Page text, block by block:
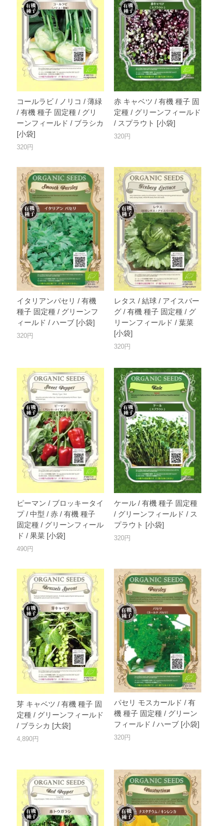
コールラビ / ノリコ / 薄緑
/ 有機 種子 固定種 / グリ
ーンフィールド / ブラシカ
[小袋]
320円
赤 キャベツ / 有機 種子 固
定種 / グリーンフィールド
/ スプラウト [小袋]
320円
イタリアンパセリ / 有機
種子 固定種 / グリーンフ
ィールド / ハーブ [小袋]
320円
レタス / 結球 / アイスバー
グ / 有機 種子 固定種 / グ
リーンフィールド / 葉菜
[小袋]
320円
ピーマン / ブロッキータイ
プ / 中型 / 赤 / 有機 種子
固定種 / グリーンフィール
ド / 果菜 [小袋]
490円
ケール / 有機 種子 固定種
/ グリーンフィールド / ス
プラウト [小袋]
320円
芽 キャベツ / 有機 種子 固
定種 / グリーンフィールド
/ ブラシカ [大袋]
4,890円
パセリ モスカールド / 有
機 種子 固定種 / グリーン
フィールド / ハーブ [小袋]
320円